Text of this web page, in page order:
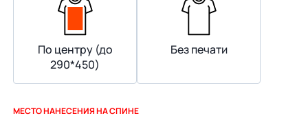
По центру (до
290*450)
Без печати
МЕСТО НАНЕСЕНИЯ НА СПИНЕ